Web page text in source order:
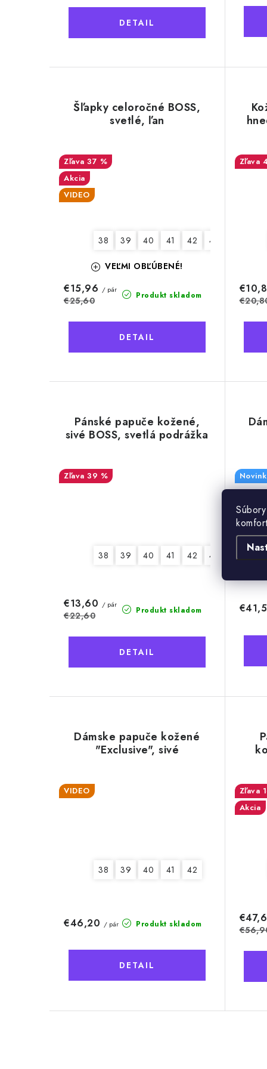
v
v
DETAIL
Šľapky celoročné BOSS,
svetlé, ľan
37 %
Akcia
VIDEO
38 39 40 41 42 43
VEĽMI OBĽÚBENÉ!
Produkt skladom
€15,96 / pár
€25,60
DETAIL
Pánské papuče kožené,
sivé BOSS, svetlá podrážka
39 %
38 39 40 41 42 43 45
Produkt skladom
€13,60 / pár
€22,60
DETAIL
Dámske papuče kožené
"Exclusive", sivé
VIDEO
38 39 40 41 42
Produkt skladom
€46,20 / pár
DETAIL
Akcia